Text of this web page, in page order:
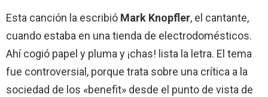
Esta canción la escribió Mark Knopfler, el cantante,
cuando estaba en una tienda de electrodomésticos.
Ahí cogió papel y pluma y ¡chas! lista la letra. El tema
fue controversial, porque trata sobre una crítica a la
sociedad de los «benefit» desde el punto de vista de